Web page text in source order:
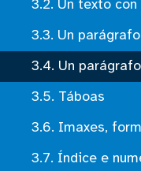
3.2. Un texto
3.3. Un
3.4. Un
3.5. Táboas
3.6. Imaxes,
3.7. Índice e